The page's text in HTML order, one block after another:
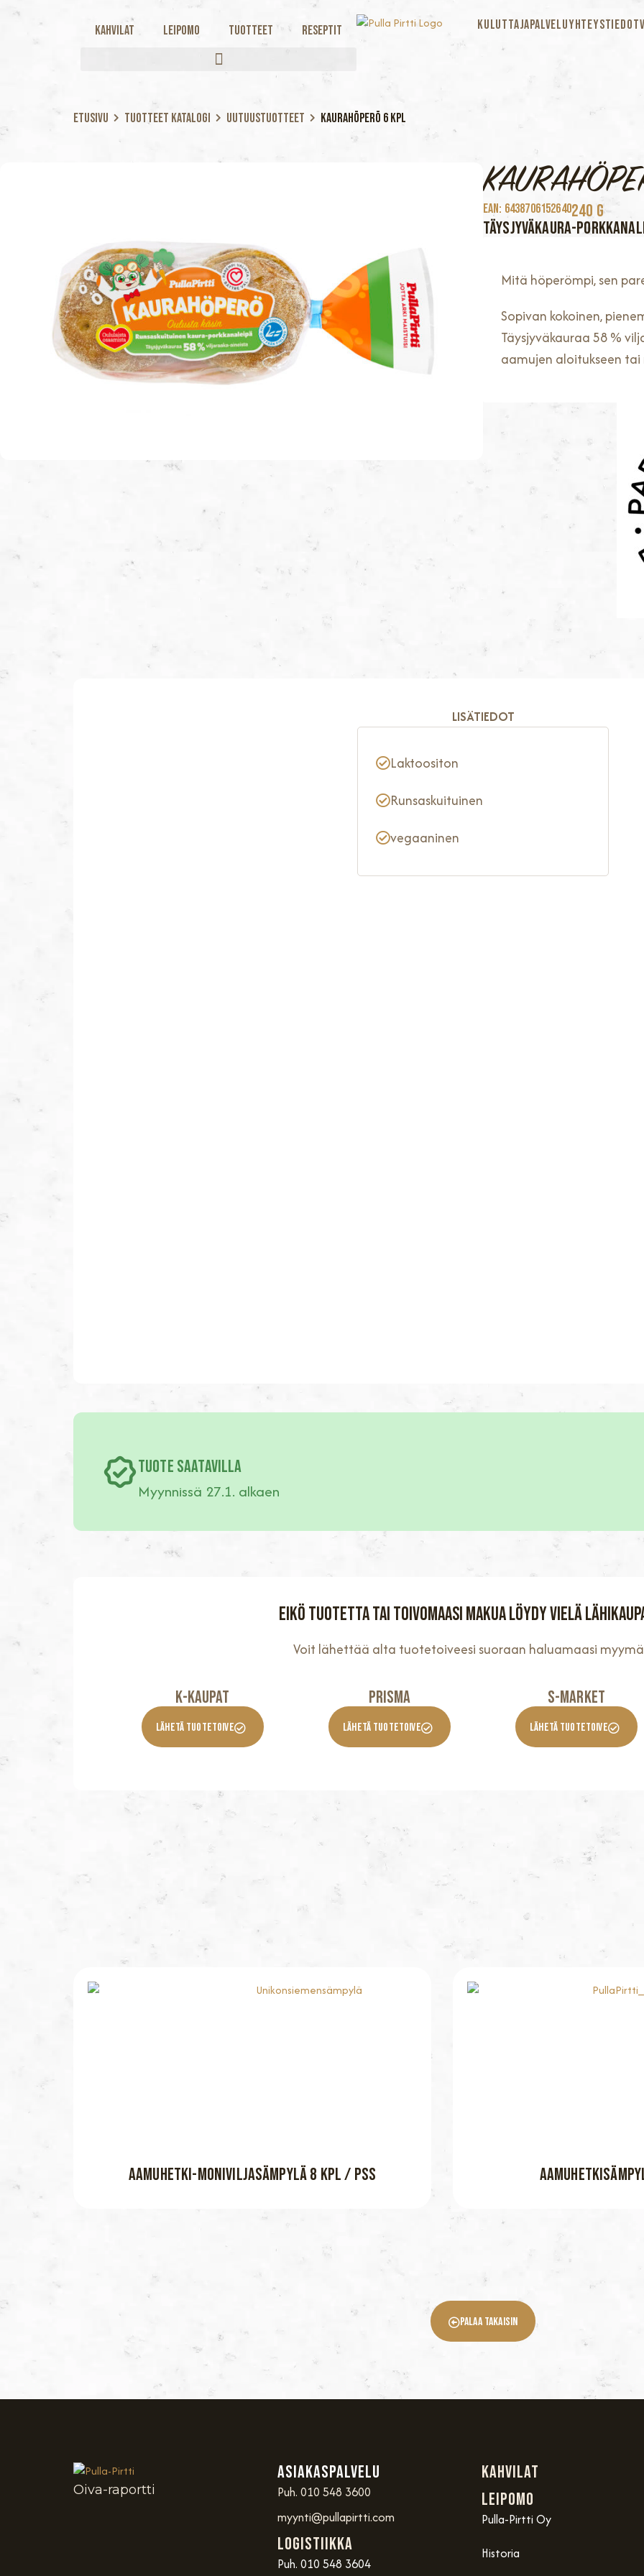
Kahvilat Leipomo Tuotteet Reseptit KULUTTAJAPALVELUYHTEYSTIEDOT
Etusivu Tuotteet katalogi Uutuustuotteet KAURAHÖPERÖ 6 KPL
EAN: 6438706152640240 G
Täysjyväkaura-
Mitä höperömpi, sen
Sopivan kokoinen,
Täysjyväkauraa 58 %
aamujen aloitukseen
LISÄTIEDOT
Laktoositon
Runsaskuituinen
vegaaninen
TUOTE SAATAVILLA
Myynnissä 27.1. alkaen
Eikö tuotetta tai toivomaasi makua löydy vielä
Voit lähettää alta tuotetoiveesi suoraan haluamaasi
K-KaupaT
Lähetä Tuotetoive
Prisma
Lähetä Tuotetoive
S-Market
Lähetä Tuotetoive
AAMUHETKI-MONIVILJASÄMPYLÄ 8 KPL / PSS
Palaa Takaisin
Oiva-raportti
Asiakaspalvelu
Puh. 010 548 3600
myynti@pullapirtti.com
Logistiikka
Puh. 010 548 3604
Kahvilat
Leipomo
Pulla-Pirtti Oy
Historia